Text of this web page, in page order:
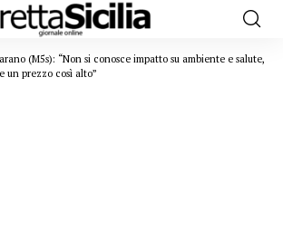
(M5s): “Non si conosce impatto su ambiente e salute,
un prezzo così alto”